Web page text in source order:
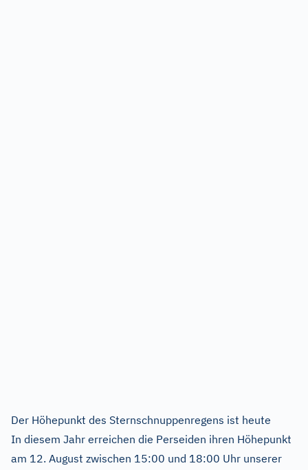
Der Höhepunkt des Sternschnuppenregens ist heute
In diesem Jahr erreichen die Perseiden ihren Höhepunkt
am 12. August zwischen 15:00 und 18:00 Uhr unserer